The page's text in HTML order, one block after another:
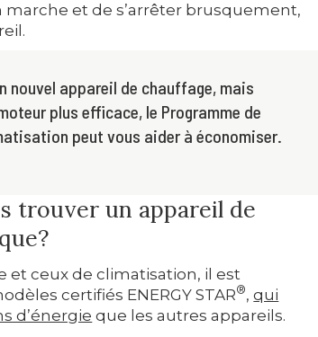
et de s’arrêter brusquement,
nouvel appareil de chauffage, mais
plus efficace, le Programme de
peut vous aider à économiser.
trouver un appareil de
et ceux de climatisation, il est
certifiés ENERGY STAR®,qui
d’énergie que les autres appareils.